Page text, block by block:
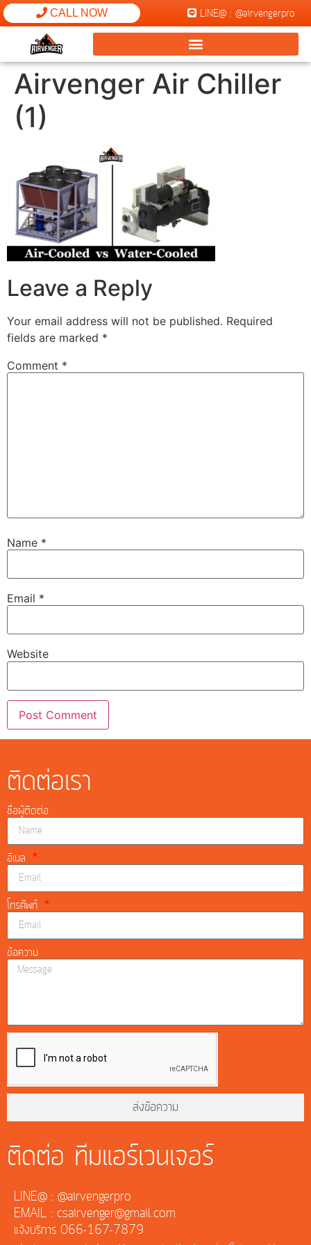
CALL NOW LINE@ : @airvengerpro
Airvenger Air Chiller
(1)
Leave a Reply
Your email address will not be published. Required
fields are marked *
Comment *
Name *
Email *
Website
ติดต่อเรา
ชื่อผู้ติดต่อ
อีเมล
โทรศัพท์
ข้อความ
ส่งข้อความ
ติดต่อ ทีมแอร์เวนเจอร์
LINE@ : @airvengerpro
EMAIL : csairvenger@gmail.com
แจ้งบริการ 066-167-7879